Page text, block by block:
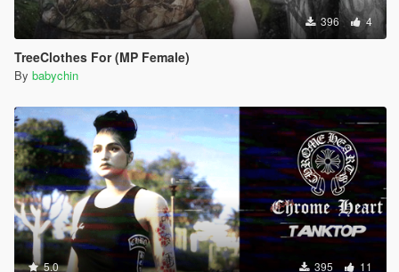
396 4
TreeClothes For (MP Female)
By babychin
5.0 395 11